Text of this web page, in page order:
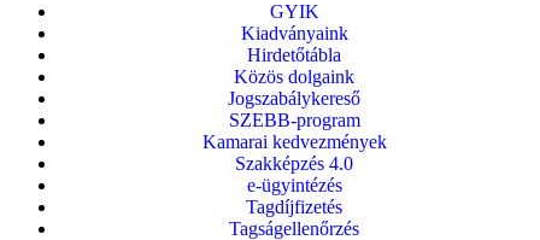
GYIK
Kiadványaink
Hirdetőtábla
Közös dolgaink
Jogszabálykereső
SZEBB-program
Kamarai kedvezmények
Szakképzés 4.0
e-ügyintézés
Tagdíjfizetés
Tagságellenőrzés